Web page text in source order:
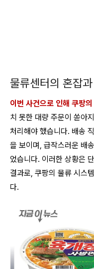
물류센터의 혼잡
이번 사건으로 인해 쿠팡
치 못한 대량 주문이 쏟아
처리해야 했습니다. 배송
을 보이며, 급작스러운 배
었습니다. 이러한 상황은
결과로, 쿠팡의 물류 시스
다.